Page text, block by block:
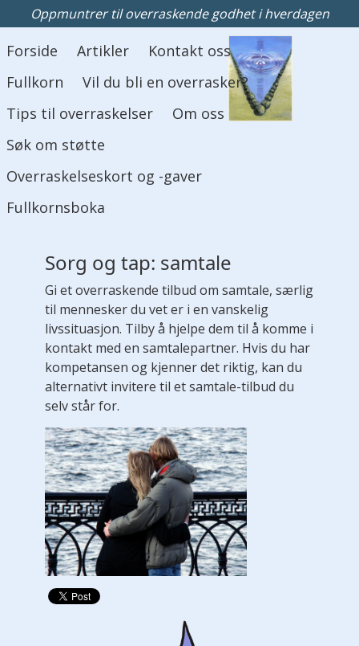
Oppmuntrer til overraskende godhet i hverdagen
Hovedmeny
Forside Artikler
Kontakt oss
Fullkorn
Vil du bli en overrasker?
Tips til overraskelser
Om oss
Søk om støtte
Overraskelseskort og -gaver
Fullkornsboka
Sorg og tap: samtale
Gi et overraskende tilbud om samtale, særlig
til mennesker du vet er i en vanskelig
livssituasjon. Tilby å hjelpe dem til å komme i
kontakt med en samtalepartner. Hvis du har
kompetansen og kjenner det riktig, kan du
alternativt invitere til et samtale-tilbud du
selv står for.